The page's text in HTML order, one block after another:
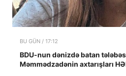
BU GÜN / 17:12
BDU-nun dənizdə batan
Məmmədzadənin axtarışları